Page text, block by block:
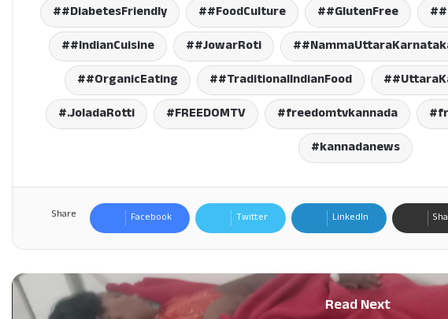
#DiabetesFriendly #FoodCulture #GlutenFree
#IndianCuisine
#JowarRoti
#OrganicEating
#TraditionalIndianFood
.JoladaRotti
FREEDOMTV freedomtvkannada
kannadanews
Share Facebook Twitter LinkedIn
Read Next